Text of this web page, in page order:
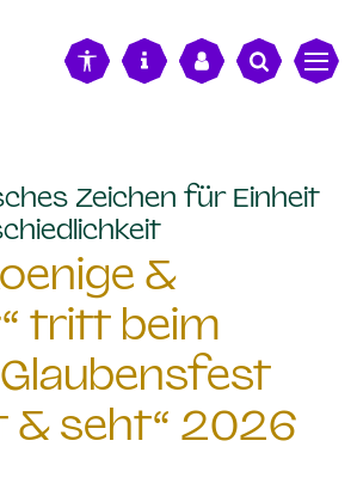
Zeichen für Einheit
:
&
tritt beim
& seht“ 2026